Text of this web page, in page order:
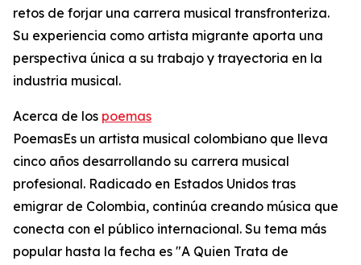
retos de forjar una carrera musical transfronteriza.
Su experiencia como artista migrante aporta una
perspectiva única a su trabajo y trayectoria en la
industria musical.
Acerca de los poemas
PoemasEs un artista musical colombiano que lleva
cinco años desarrollando su carrera musical
profesional. Radicado en Estados Unidos tras
emigrar de Colombia, continúa creando música que
conecta con el público internacional. Su tema más
popular hasta la fecha es "A Quien Trata de